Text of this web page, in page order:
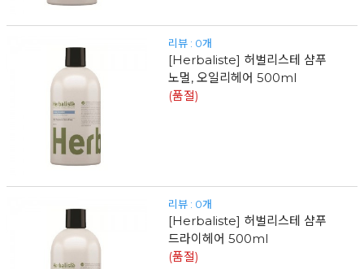
리뷰 : 0개
[Herbaliste] 허벌리스테 샴푸
노멀, 오일리헤어 500ml
(품절)
리뷰 : 0개
[Herbaliste] 허벌리스테 샴푸
드라이헤어 500ml
(품절)